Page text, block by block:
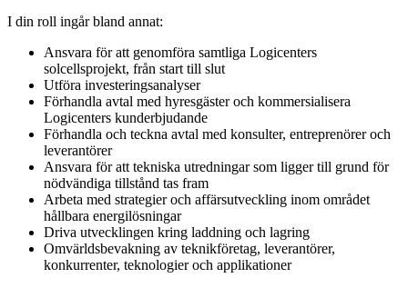
I din roll ingår bland annat:
Ansvara för att genomföra samtliga Logicenters
solcellsprojekt, från start till slut
Utföra investeringsanalyser
Förhandla avtal med hyresgäster och kommersialisera
Logicenters kunderbjudande
Förhandla och teckna avtal med konsulter, entreprenörer och
leverantörer
Ansvara för att tekniska utredningar som ligger till grund för
nödvändiga tillstånd tas fram
Arbeta med strategier och affärsutveckling inom området
hållbara energilösningar
Driva utvecklingen kring laddning och lagring
Omvärldsbevakning av teknikföretag, leverantörer,
konkurrenter, teknologier och applikationer